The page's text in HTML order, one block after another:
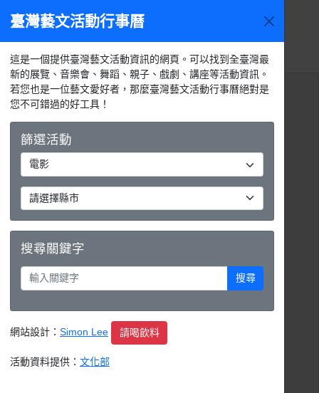
活動
選單
2026年8
月
月 週 天 活動列表
臺灣藝文活動行事曆
這是一個提供臺灣藝文活動資訊的網頁。可以找到全臺灣最
新的展覽、音樂會、舞蹈、親子、戲劇、講座等活動資訊。
若您也是一位藝文愛好者，那麼臺灣藝文活動行事曆絕對是
您不可錯過的好工具！
篩選活動
搜尋關鍵字
搜尋
網站設計： Simon Lee 請喝飲料
活動資料提供： 文化部